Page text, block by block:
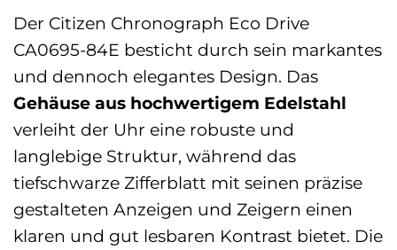
Der Citizen Chronograph Eco Drive
CA0695-84E besticht durch sein markantes
und dennoch elegantes Design. Das
Gehäuse aus hochwertigem Edelstahl
verleiht der Uhr eine robuste und
langlebige Struktur, während das
tiefschwarze Zifferblatt mit seinen präzise
gestalteten Anzeigen und Zeigern einen
klaren und gut lesbaren Kontrast bietet. Die